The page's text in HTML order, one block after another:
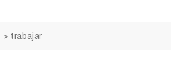
> trabajar